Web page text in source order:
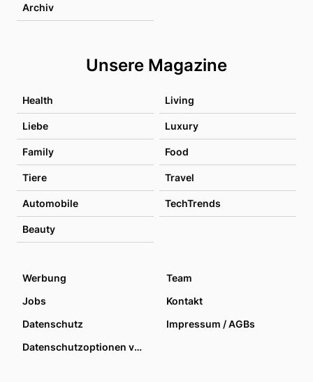
Archiv
Unsere Magazine
Health Living
Liebe Luxury
Family Food
Tiere Travel
Automobile TechTrends
Beauty
Werbung
Team
Jobs
Kontakt
Datenschutz
Impressum / AGBs
Datenschutzoptionen verwalten